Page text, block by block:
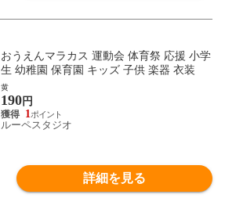
おうえんマラカス 運動会 体育祭 応援 小学
生 幼稚園 保育園 キッズ 子供 楽器 衣装
黄
190円
1
ルーペスタジオ
詳細を見る